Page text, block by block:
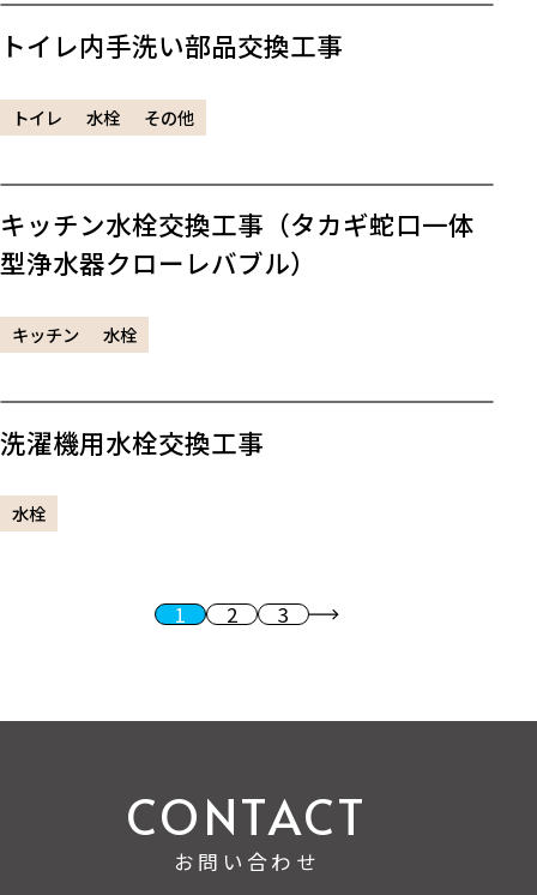
トイレ内手洗い部品交換工事
トイレ 水栓 その他
キッチン水栓交換工事（タカギ蛇口一体
型浄水器クローレバブル）
キッチン 水栓
洗濯機用水栓交換工事
水栓
投稿のページ送り 1 2 3 次へ
お問い合わせ